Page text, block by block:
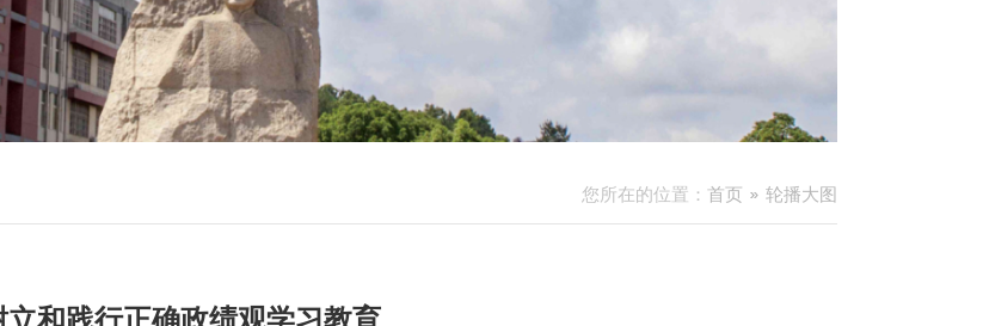
您所在的位置： 首页 轮播大图
立和践行正确政绩观学习教育